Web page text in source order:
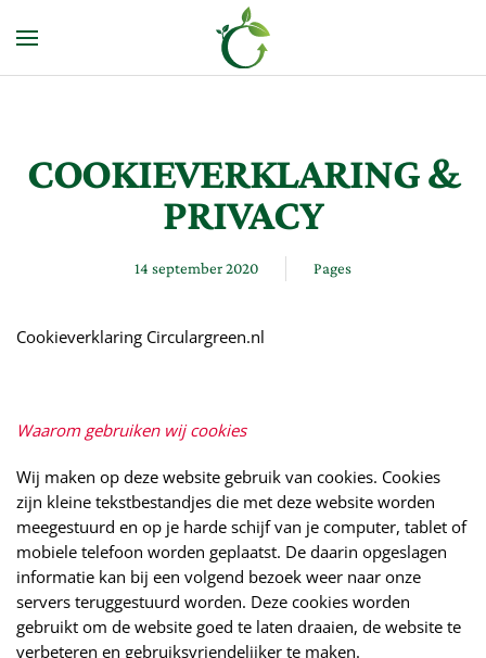
Terug naar hoofdinhoud
COOKIEVERKLARING &
PRIVACY
14 september 2020 Pages
Cookieverklaring Circulargreen.nl
Waarom gebruiken wij cookies
Wij maken op deze website gebruik van cookies. Cookies
zijn kleine tekstbestandjes die met deze website worden
meegestuurd en op je harde schijf van je computer, tablet of
mobiele telefoon worden geplaatst. De daarin opgeslagen
informatie kan bij een volgend bezoek weer naar onze
servers teruggestuurd worden. Deze cookies worden
gebruikt om de website goed te laten draaien, de website te
verbeteren en gebruiksvriendelijker te maken.